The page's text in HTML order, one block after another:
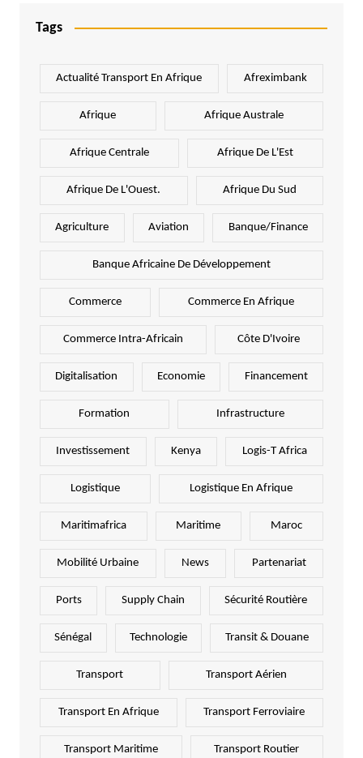
Tags
Actualité Transport En Afrique Afreximbank
Afrique Afrique Australe
Afrique Centrale Afrique De L'Est
Afrique De L'Ouest. Afrique Du Sud
Agriculture Aviation Banque/Finance
Banque Africaine De Développement
Commerce Commerce En Afrique
Commerce Intra-Africain Côte D'Ivoire
Digitalisation Economie Financement
Formation Infrastructure
Investissement Kenya Logis-T Africa
Logistique Logistique En Afrique
Maritimafrica Maritime Maroc
Mobilité Urbaine News Partenariat
Ports Supply Chain Sécurité Routière
Sénégal Technologie Transit & Douane
Transport Transport Aérien
Transport En Afrique Transport Ferroviaire
Transport Maritime Transport Routier